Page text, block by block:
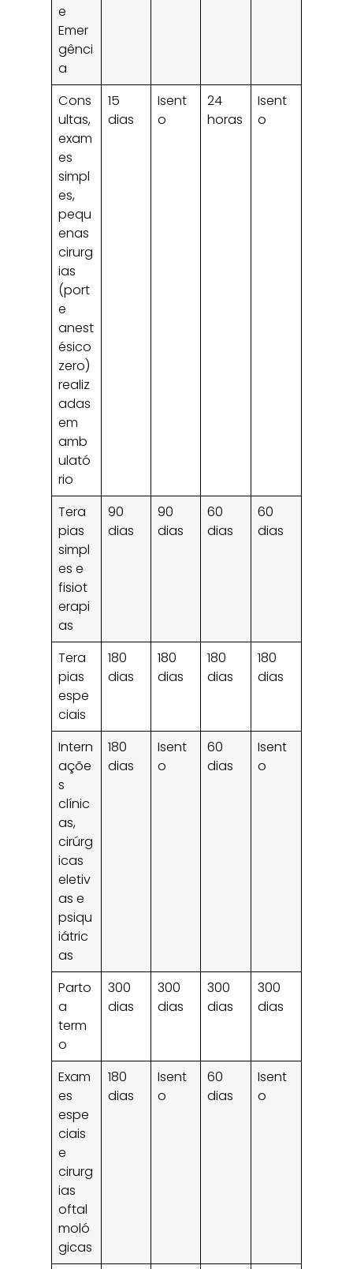
e
Emer
gênci
a
Cons
ultas,
exam
es
simpl
es,
pequ
enas
cirurg
ias
(port
e
anest
ésico
zero)
realiz
adas
em
amb
ulató
rio
15
dias
Isent
o
24
horas
Isent
o
Tera
pias
simpl
es e
fisiot
erapi
as
90
dias
90
dias
60
dias
60
dias
Tera
pias
espe
ciais
180
dias
180
dias
180
dias
180
dias
Intern
açõe
s
clínic
as,
cirúrg
icas
eletiv
as e
psiqu
iátric
as
180
dias
Isent
o
60
dias
Isent
o
Parto
a
term
o
300
dias
300
dias
300
dias
300
dias
Exam
es
espe
ciais
e
cirurg
ias
oftal
moló
gicas
180
dias
Isent
o
60
dias
Isent
o